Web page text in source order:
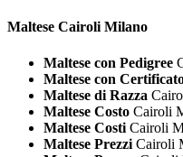
Maltese Cairoli Milano
Maltese con Pedigree
Maltese con
Maltese di Razza
Maltese Costo Cairoli
Maltese Costi Cairoli
Maltese Prezzi Cairoli